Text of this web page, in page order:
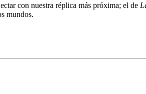
con nuestra réplica más próxima; el de
mundos.